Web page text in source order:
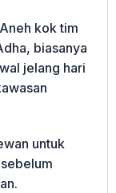
kok tim
biasanya
jelang hari
untuk